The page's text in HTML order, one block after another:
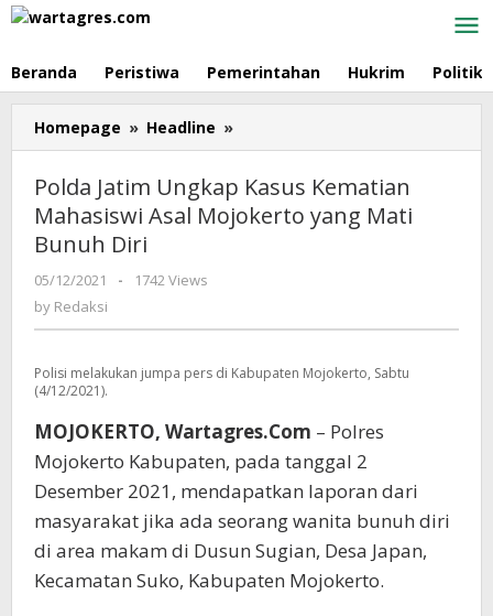
Skip
Beranda Peristiwa Pemerintahan Hukrim Politik
Homepage » Headline »
Jatim
Kasus
Kematian
Mati
Diri
Polda Jatim Ungkap Kasus Kematian
Mahasiswi Asal Mojokerto yang Mati
Bunuh Diri
05/12/2021
by
-
1742 Views
by Redaksi
Polisi melakukan jumpa pers di Kabupaten Mojokerto, Sabtu
(4/12/2021).
MOJOKERTO, Wartagres.Com – Polres
Mojokerto Kabupaten, pada tanggal 2
Desember 2021, mendapatkan laporan dari
masyarakat jika ada seorang wanita bunuh diri
di area makam di Dusun Sugian, Desa Japan,
Kecamatan Suko, Kabupaten Mojokerto.